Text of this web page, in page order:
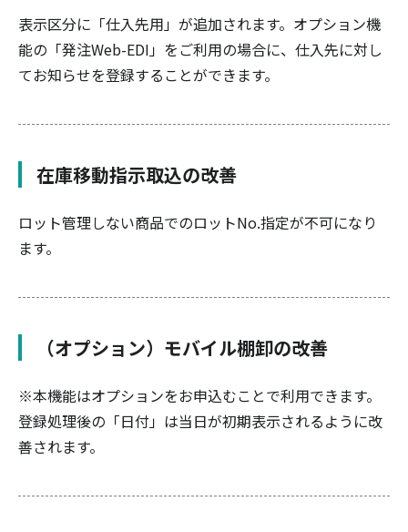
表示区分に「仕入先用」が追加されます。オプション機
能の「発注Web-EDI」をご利用の場合に、仕入先に対し
てお知らせを登録することができます。
在庫移動指示取込の改善
ロット管理しない商品でのロットNo.指定が不可になり
ます。
（オプション）モバイル棚卸の改善
※本機能はオプションをお申込むことで利用できます。
登録処理後の「日付」は当日が初期表示されるように改
善されます。